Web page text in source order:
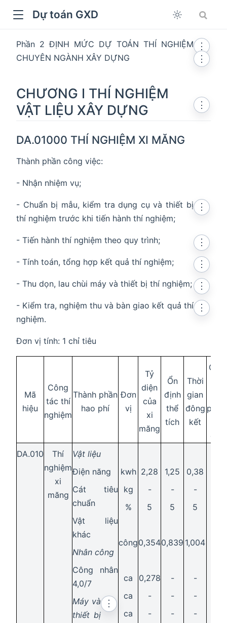
Dự toán GXD
Phần 2 ĐỊNH MỨC DỰ TOÁN THÍ NGHIỆM
CHUYÊN NGÀNH XÂY DỰNG
⋮
CHƯƠNG I THÍ NGHIỆM
VẬT LIỆU XÂY DỰNG
⋮
DA.01000 THÍ NGHIỆM XI MĂNG
⋮
Thành phần công việc:
- Nhận nhiệm vụ;
- Chuẩn bị mẫu, kiểm tra dụng cụ và thiết bị
thí nghiệm trước khi tiến hành thí nghiệm;
⋮
- Tiến hành thí nghiệm theo quy trình;
⋮
- Tính toán, tổng hợp kết quả thí nghiệm;
⋮
- Thu dọn, lau chùi máy và thiết bị thí nghiệm;
⋮
- Kiểm tra, nghiệm thu và bàn giao kết quả thí
nghiệm.
⋮
Đơn vị tính: 1 chỉ tiêu
Mã
hiệu
Công
tác thí
nghiệm
Thành phần
hao phí
Đơn
vị
Tỷ
diện
của
xi
măng
Ổn
định
thể
tích
Thời
gian
đông
kết
DA.010
Thí
nghiệm
xi
măng
Vật liệu
Điện năng
Cát tiêu
chuẩn
Vật liệu
khác
Nhân công
Công nhân
4,0/7
Máy và
thiết bị
⋮
kwh
kg
%
công
ca
ca
ca
2,28
-
5
0,354
0,278
-
-
1,25
-
5
0,839
-
-
-
0,38
-
5
1,004
-
-
-